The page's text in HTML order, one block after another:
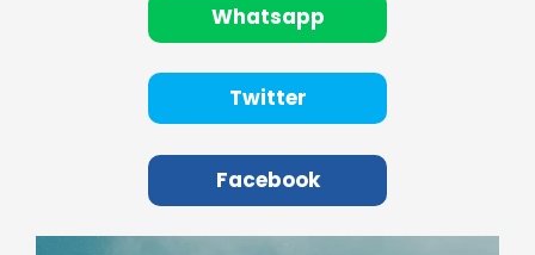
Whatsapp
Twitter
Facebook